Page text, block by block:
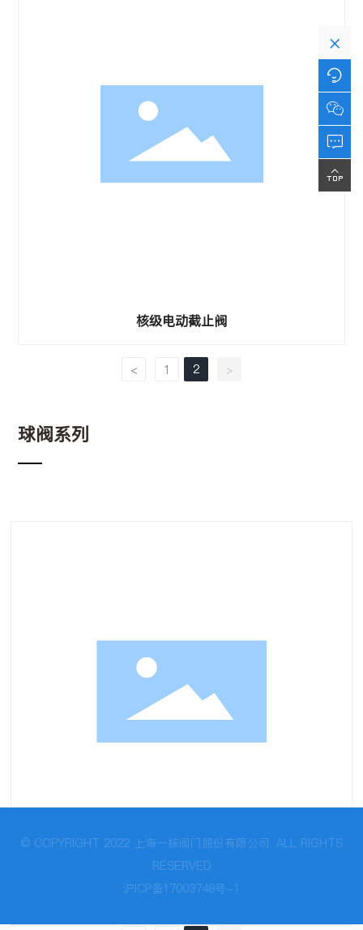
核级电动截止阀
< 1 2 >
球阀系列
×




© COPYRIGHT 2022 上海一核阀门股份有限公司. ALL RIGHTS
RESERVED
沪ICP备17003748号-1